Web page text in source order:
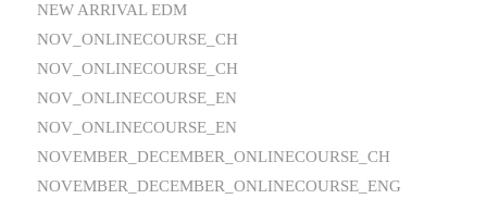
NEW ARRIVAL EDM
NOV_ONLINECOURSE_CH
NOV_ONLINECOURSE_CH
NOV_ONLINECOURSE_EN
NOV_ONLINECOURSE_EN
NOVEMBER_DECEMBER_ONLINECOURSE_CH
NOVEMBER_DECEMBER_ONLINECOURSE_ENG